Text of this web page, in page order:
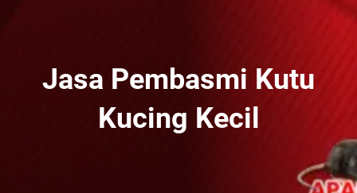
Jasa Pembasmi Kutu
Kucing Kecil